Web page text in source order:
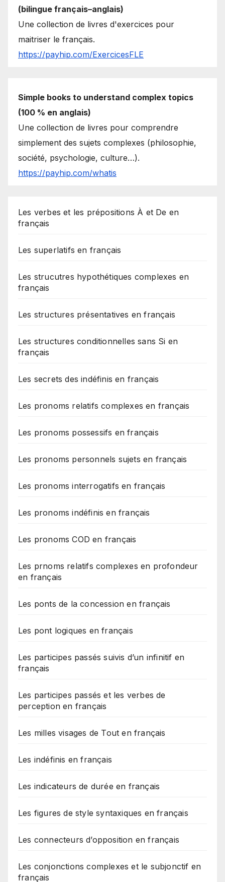
(bilingue français–anglais)
Une collection de livres d'exercices pour
maitriser le français.
https://payhip.com/ExercicesFLE
Simple books to understand complex topics
(100 % en anglais)
Une collection de livres pour comprendre
simplement des sujets complexes (philosophie,
société, psychologie, culture…).
https://payhip.com/whatis
Les verbes et les prépositions À et De en
français
Les superlatifs en français
Les strucutres hypothétiques complexes en
français
Les structures présentatives en français
Les structures conditionnelles sans Si en
français
Les secrets des indéfinis en français
Les pronoms relatifs complexes en français
Les pronoms possessifs en français
Les pronoms personnels sujets en français
Les pronoms interrogatifs en français
Les pronoms indéfinis en français
Les pronoms COD en français
Les prnoms relatifs complexes en profondeur
en français
Les ponts de la concession en français
Les pont logiques en français
Les participes passés suivis d’un infinitif en
français
Les participes passés et les verbes de
perception en français
Les milles visages de Tout en français
Les indéfinis en français
Les indicateurs de durée en français
Les figures de style syntaxiques en français
Les connecteurs d’opposition en français
Les conjonctions complexes et le subjonctif en
français